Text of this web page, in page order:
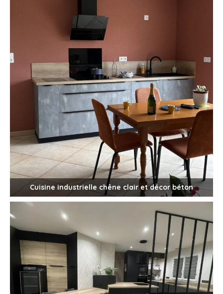
Cuisine industrielle chêne clair et décor béton